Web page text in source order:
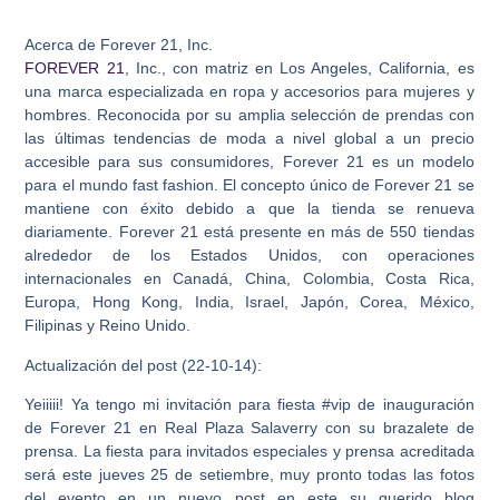
Acerca de Forever 21, Inc.
FOREVER 21, Inc., con matriz en Los Angeles, California, es
una marca especializada en ropa y accesorios para mujeres y
hombres. Reconocida por su amplia selección de prendas con
las últimas tendencias de moda a nivel global a un precio
accesible para sus consumidores, Forever 21 es un modelo
para el mundo fast fashion. El concepto único de Forever 21 se
mantiene con éxito debido a que la tienda se renueva
diariamente. Forever 21 está presente en más de 550 tiendas
alrededor de los Estados Unidos, con operaciones
internacionales en Canadá, China, Colombia, Costa Rica,
Europa, Hong Kong, India, Israel, Japón, Corea, México,
Filipinas y Reino Unido.
Actualización del post (22-10-14):
Yeiiiii! Ya tengo mi invitación para fiesta #vip de inauguración
de Forever 21 en Real Plaza Salaverry con su brazalete de
prensa. La fiesta para invitados especiales y prensa acreditada
será este jueves 25 de setiembre, muy pronto todas las fotos